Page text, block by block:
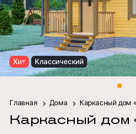
Хит Классический
Главная Дома Каркасный дом
Каркасный дом